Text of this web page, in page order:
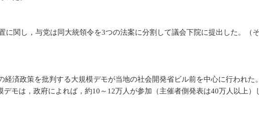
関し，与党は同大統領令を3つの法案に分割して議会下院に提出した。（
済政策を批判する大規模デモが当地の社会開発省ビル前を中心に行われた
モは，政府によれば，約10～12万人が参加（主催者側発表は40万人以上）